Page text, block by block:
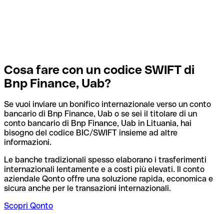
Cosa fare con un codice SWIFT di
Bnp Finance, Uab?
Se vuoi inviare un bonifico internazionale verso un conto
bancario di Bnp Finance, Uab o se sei il titolare di un
conto bancario di Bnp Finance, Uab in Lituania, hai
bisogno del codice BIC/SWIFT insieme ad altre
informazioni.
Le banche tradizionali spesso elaborano i trasferimenti
internazionali lentamente e a costi più elevati. Il conto
aziendale Qonto offre una soluzione rapida, economica e
sicura anche per le transazioni internazionali.
Scopri Qonto